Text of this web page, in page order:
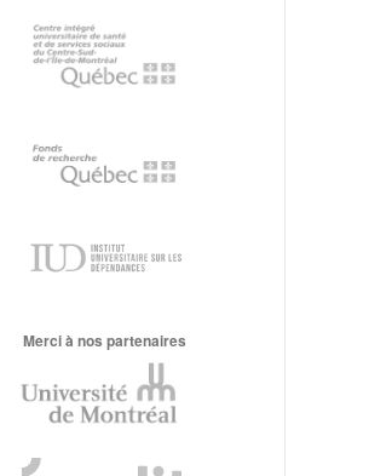
Merci à nos partenaires